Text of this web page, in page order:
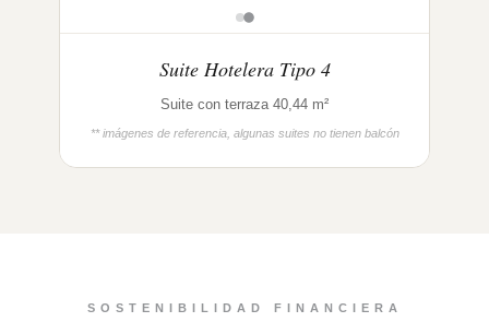
Suite Hotelera Tipo 4
Suite con terraza 40,44 m²
** imágenes de referencia, algunas suites no tienen balcón
SOSTENIBILIDAD FINANCIERA